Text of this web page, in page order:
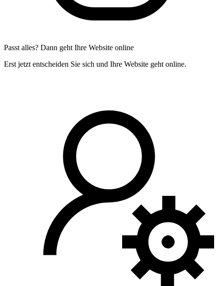
Passt alles? Dann geht Ihre Website online
Erst jetzt entscheiden Sie sich und Ihre Website geht online.